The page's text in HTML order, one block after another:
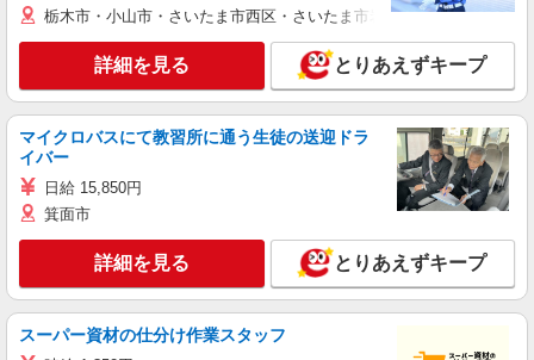
栃木市・小山市・さいたま市西区・さいたま市岩槻区・久喜市・蓮田
詳細を見る とりあえずキープ
マイクロバスにて教習所に通う生徒の送迎ドラ
イバー
日給 15,850円
箕面市
詳細を見る とりあえずキープ
スーパー資材の仕分け作業スタッフ